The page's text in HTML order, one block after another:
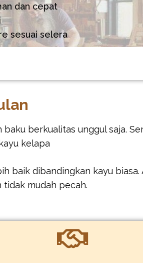
dan cepat
sesuai selera
berkualitas unggul saja.
kelapa
baik dibandingkan kayu biasa.
tidak mudah pecah.